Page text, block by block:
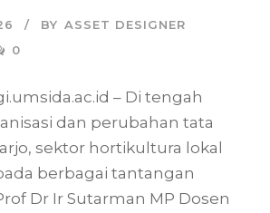
BY ASSET DESIGNER
0
– Di tengah
dan perubahan tata
sektor hortikultura lokal
berbagai tantangan
Dr Ir Sutarman MP Dosen